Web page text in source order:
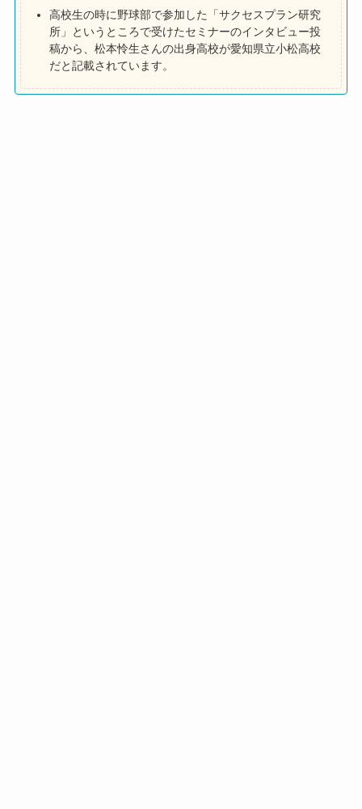
高校生の時に野球部で参加した「サクセスプラン研究
所」というところで受けたセミナーのインタビュー投
稿から、松本怜生さんの出身高校が愛知県立小松高校
だと記載されています。